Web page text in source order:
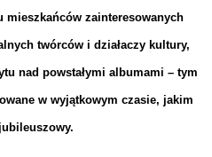
mieszkańców zainteresowanych
twórców i działaczy kultury,
nad powstałymi albumami – tym
w wyjątkowym czasie, jakim